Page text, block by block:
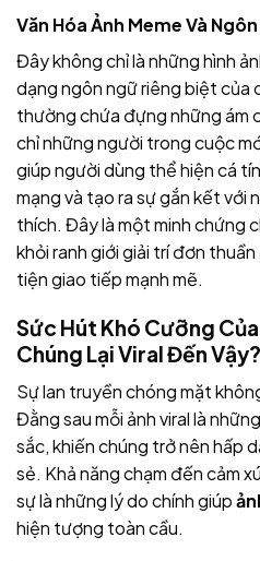
Văn Hóa Ảnh Meme Và
Đâykhông chỉ là những hình
dạng ngôn ngữ riêng biệt của
thường chứa đựng những ám
chỉ những người trong cuộc
giúp người dùng thể hiện cá
mạng và tạo ra sự gắn kết với
thích. Đây là một minh chứng
khỏi ranh giới giải trí đơn
tiện giao tiếp mạnh mẽ.
Sức Hút Khó Cưỡng
Chúng Lại Viral Đến Vậy?
Sự lan truyền chóng mặt
Đằng sau mỗi ảnhviral là
sắc, khiến chúng trở nên hấp
sẻ. Khả năng chạm đến cảm
sự là những lý do chính giúp
hiện tượng toàn cầu.